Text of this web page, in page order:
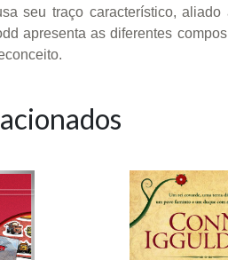
seu traço característico,
apresenta as diferentes